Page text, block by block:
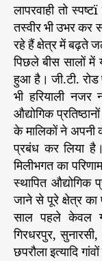
h
o
r
लापरवाही तो
तस्वीर भी उभर कर
रहे हैं क्षेत्र में बढ़ते
पिछले बीस सालों में
हुआ है। जी.टी. रोड
भी हरियाली
औद्योगिक
के मालिकों ने अपनी
प्रबंध कर लिया
मिलीभगत का
स्थापित औद्योगिक
जाने से पूरे क्षेत्र का
साल पहले केवल
गिरधरपुर, सुनारसी,
छपरौला इत्यादि